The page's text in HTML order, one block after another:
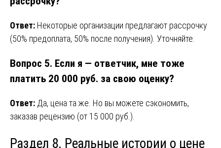
Ответ: Некоторые организации предлагают рассрочку
(50% предоплата, 50% после получения). Уточняйте.
Вопрос 5. Если я — ответчик, мне тоже
платить 20 000 руб. за свою оценку?
Ответ: Да, цена та же. Но вы можете сэкономить,
заказав рецензию (от 15 000 руб.).
Раздел 8. Реальные истории о цене